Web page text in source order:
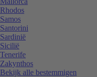
Rhodos
Samos
Santorini
Sardinië
Sicilië
Tenerife
Zakynthos
Bekijk alle bestemmigen